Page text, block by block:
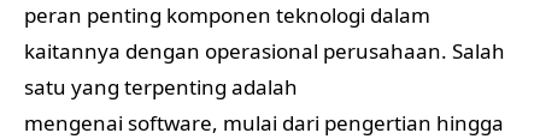
peran penting komponen teknologi dalam
kaitannya dengan operasional perusahaan. Salah
satu yang terpenting adalah
mengenai software, mulai dari pengertian hingga